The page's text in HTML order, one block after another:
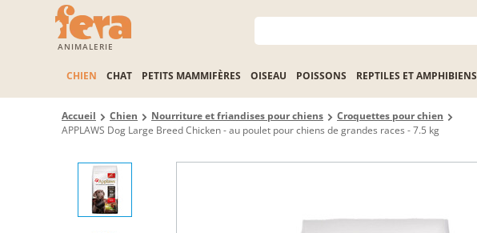
ANIMALERIE
CHIEN CHAT PETITS MAMMIFÈRES OISEAU POISSONS REPTILES ET AMPHIBIENS
Accueil Chien Nourriture et friandises pour chiens
Croquettes pour chien
APPLAWS Dog Large Breed Chicken - au poulet pour chiens de grandes races - 7.5 kg